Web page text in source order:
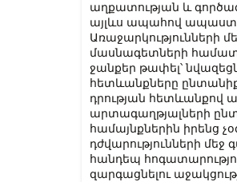
աղքատության և
այլևս ապահով
Առաջարկությունների
մասնագետների
ջանքեր թափել՝
հետևանքները
դրության հետևանքով
արտագաղթյալների
համայնքներին իրենց
դժվարությունների
հանդեպ
զարգացնելու